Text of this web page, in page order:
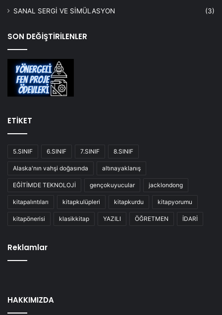
SANAL SERGİ VE SİMÜLASYON
(3)
SON DEĞİŞTİRİLENLER
ETİKET
5.SINIF 6.SINIF 7.SINIF 8.SINIF
Alaska'nın vahşi doğasında altınayaklanış
EĞİTİMDE TEKNOLOJİ gençokuyucular jacklondong
kitapalıntıları kitapkulüpleri kitapkurdu kitapyorumu
kitapönerisi klasikkitap YAZILI ÖĞRETMEN İDARİ
Reklamlar
HAKKIMIZDA